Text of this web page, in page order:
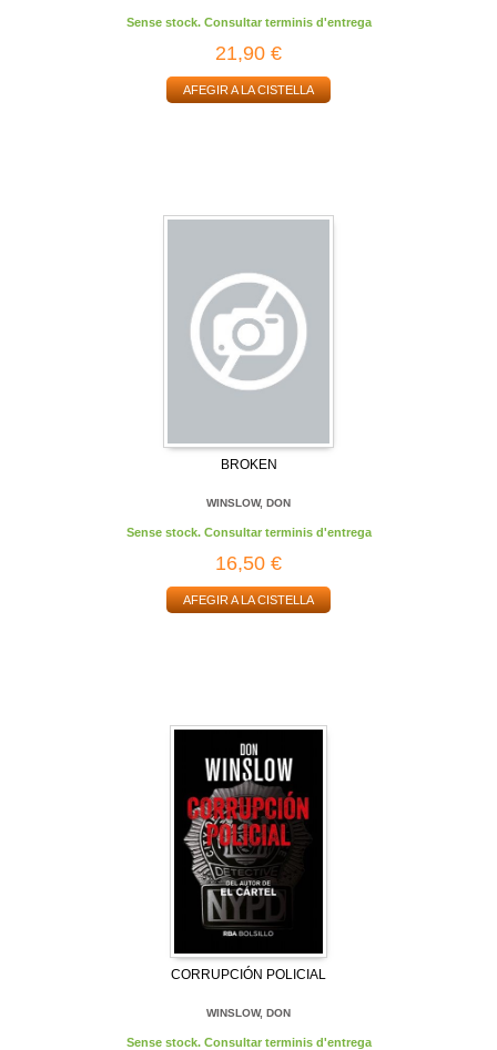
Sense stock. Consultar terminis d'entrega
21,90 €
AFEGIR A LA CISTELLA
BROKEN
WINSLOW, DON
Sense stock. Consultar terminis d'entrega
16,50 €
AFEGIR A LA CISTELLA
CORRUPCIÓN POLICIAL
WINSLOW, DON
Sense stock. Consultar terminis d'entrega